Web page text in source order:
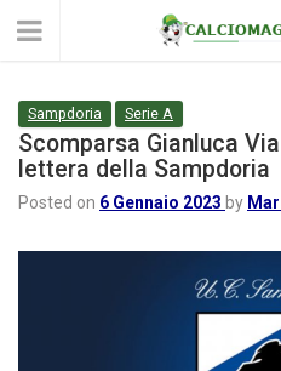
Sampdoria Serie A
Scomparsa Gianluca
lettera della Sampdoria
Posted on 6 Gennaio 2023 by